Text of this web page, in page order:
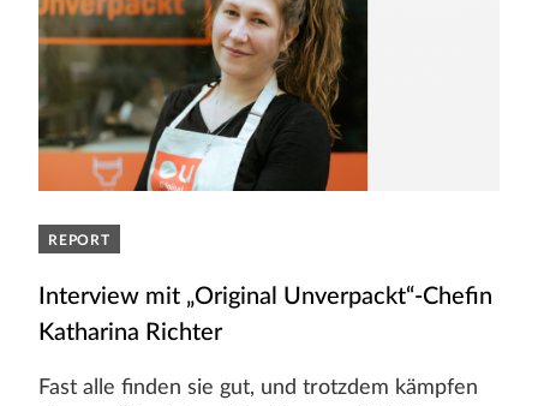
REPORT
Interview mit „Original Unverpackt“-Chefin
Katharina Richter
Fast alle finden sie gut, und trotzdem kämpfen